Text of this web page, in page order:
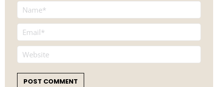
Name *
Email *
Website
POST COMMENT